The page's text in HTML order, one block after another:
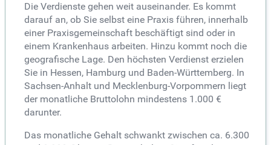
Die Verdienste gehen weit auseinander. Es kommt
darauf an, ob Sie selbst eine Praxis führen, innerhalb
einer Praxisgemeinschaft beschäftigt sind oder in
einem Krankenhaus arbeiten. Hinzu kommt noch die
geografische Lage. Den höchsten Verdienst erzielen
Sie in Hessen, Hamburg und Baden-Württemberg. In
Sachsen-Anhalt und Mecklenburg-Vorpommern liegt
der monatliche Bruttolohn mindestens 1.000 €
darunter.
Das monatliche Gehalt schwankt zwischen ca. 6.300